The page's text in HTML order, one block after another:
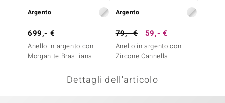
Argento
699,- €
Anello in argento con
Morganite Brasiliana
Argento
79,- € 59,- €
Anello in argento con
Zircone Cannella
Dettagli dell'articolo